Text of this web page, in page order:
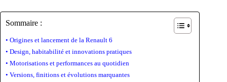
Sommaire :
Origines et lancement de la Renault 6
Design, habitabilité et innovations pratiques
Motorisations et performances au quotidien
Versions, finitions et évolutions marquantes